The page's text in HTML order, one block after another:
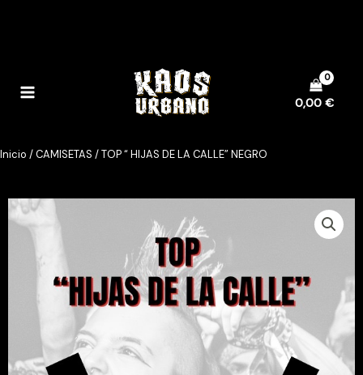
contenido
0,00€
Inicio /CAMISETAS / TOP “ HIJAS DE LA CALLE” NEGRO